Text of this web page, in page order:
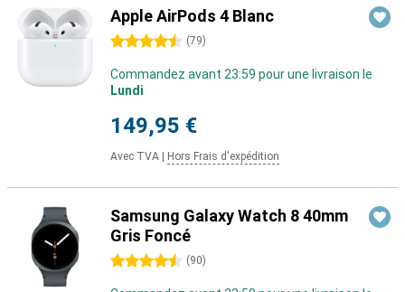
Apple AirPods 4 Blanc
4.5 étoiles (79)
Commandez avant 23:59 pour une livraison le
Lundi
149,95 €
Avec TVA Hors Frais d'expédition
Samsung Galaxy Watch 8 40mm
Gris Foncé
4.5 étoiles (90)